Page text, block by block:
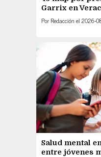
Garrix en
Por Redacción el 2026-
Salud mental
entre jóvenes